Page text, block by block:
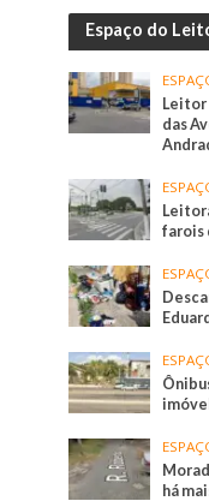
Espaço do
Leitor
das
farois
há